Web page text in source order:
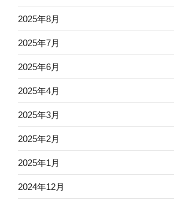
2025年8月
2025年7月
2025年6月
2025年4月
2025年3月
2025年2月
2025年1月
2024年12月